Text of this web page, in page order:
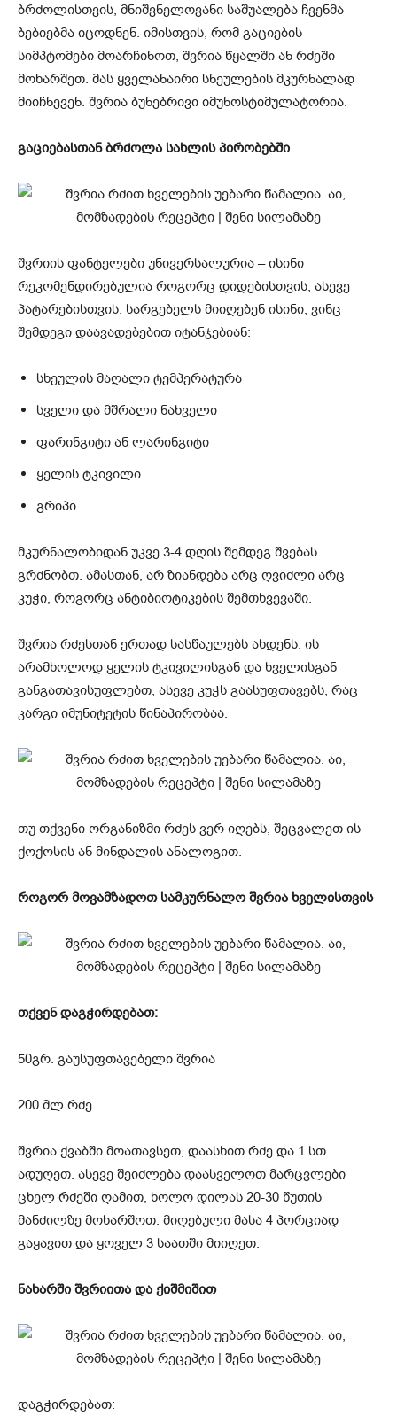
ბრძოლისთვის, მნიშვნელოვანი საშუალება ჩვენმა
ბებიებმა იცოდნენ. იმისთვის, რომ გაციების
სიმპტომები მოარჩინოთ, შვრია წყალში ან რძეში
მოხარშეთ. მას ყველანაირი სნეულების მკურნალად
მიიჩნევენ. შვრია ბუნებრივი იმუნოსტიმულატორია.
გაციებასთან ბრძოლა სახლის პირობებში
შვრიის ფანტელები უნივერსალურია – ისინი
რეკომენდირებულია როგორც დიდებისთვის, ასევე
პატარებისთვის. სარგებელს მიიღებენ ისინი, ვინც
შემდეგი დაავადებებით იტანჯებიან:
სხეულის მაღალი ტემპერატურა
სველი და მშრალი ნახველი
ფარინგიტი ან ლარინგიტი
ყელის ტკივილი
გრიპი
მკურნალობიდან უკვე 3-4 დღის შემდეგ შვებას
გრძნობთ. ამასთან, არ ზიანდება არც ღვიძლი არც
კუჭი, როგორც ანტიბიოტიკების შემთხვევაში.
შვრია რძესთან ერთად სასწაულებს ახდენს. ის
არამხოლოდ ყელის ტკივილისგან და ხველისგან
განგათავისუფლებთ, ასევე კუჭს გაასუფთავებს, რაც
კარგი იმუნიტეტის წინაპირობაა.
თუ თქვენი ორგანიზმი რძეს ვერ იღებს, შეცვალეთ ის
ქოქოსის ან მინდალის ანალოგით.
როგორ მოვამზადოთ სამკურნალო შვრია ხველისთვის
თქვენ დაგჭირდებათ:
50გრ. გაუსუფთავებელი შვრია
200 მლ რძე
შვრია ქვაბში მოათავსეთ, დაასხით რძე და 1 სთ
ადუღეთ. ასევე შეიძლება დაასველოთ მარცვლები
ცხელ რძეში ღამით, ხოლო დილას 20-30 წუთის
მანძილზე მოხარშოთ. მიღებული მასა 4 პორციად
გაყავით და ყოველ 3 საათში მიიღეთ.
ნახარში შვრიითა და ქიშმიშით
დაგჭირდებათ: